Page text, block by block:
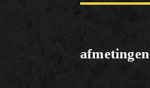
afmetingen